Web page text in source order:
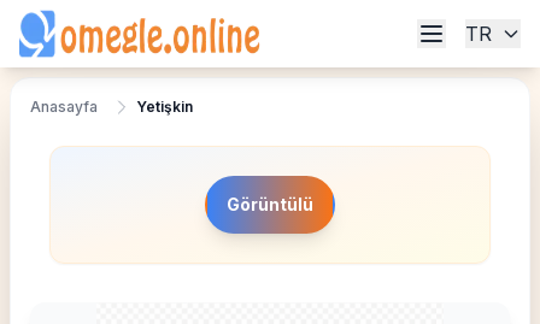
TR
Anasayfa Yetişkin
Görüntülü